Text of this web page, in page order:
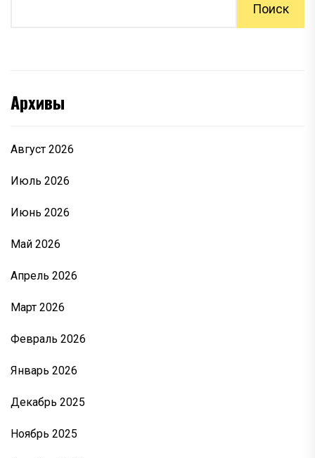
Поиск
Архивы
Август 2026
Июль 2026
Июнь 2026
Май 2026
Апрель 2026
Март 2026
Февраль 2026
Январь 2026
Декабрь 2025
Ноябрь 2025